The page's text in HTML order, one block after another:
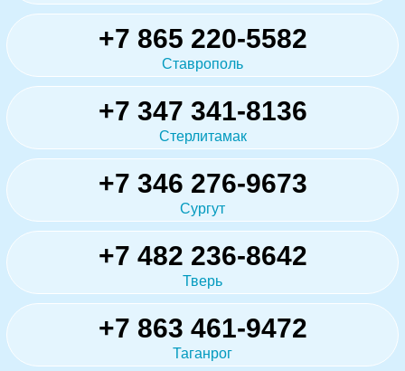
+7 865 220-5582
Ставрополь
+7 347 341-8136
Стерлитамак
+7 346 276-9673
Сургут
+7 482 236-8642
Тверь
+7 863 461-9472
Таганрог